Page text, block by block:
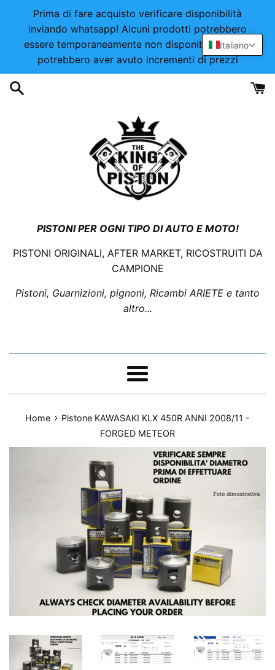
Italiano
direttamente
Prima di fare acquisto verificare disponibilità
inviando whatsapp! Alcuni prodotti potrebbero
essere temporaneamente non disponibili o alcuni
potrebbero aver avuto incrementi di prezzi
PISTONI PER OGNI TIPO DI AUTO E MOTO!
PISTONI ORIGINALI, AFTER MARKET, RICOSTRUITI DA
CAMPIONE
Pistoni, Guarnizioni, pignoni, Ricambi ARIETE e tanto
altro...
Menu
Home › Pistone KAWASAKI KLX 450R ANNI 2008/11 -
FORGED METEOR